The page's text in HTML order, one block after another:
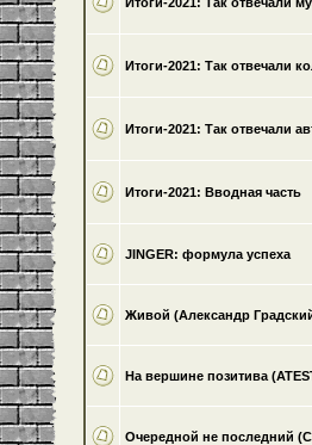
Итоги-2021: Так отвечали
Итоги-2021: Так отвечали
Итоги-2021: Вводная часть
JINGER: формула успеха
Живой (Александр
На вершине позитива
Очередной не последний